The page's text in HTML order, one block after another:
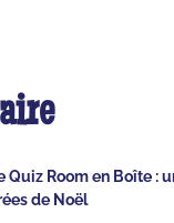
Quiz Room en Boîte :
de Noël